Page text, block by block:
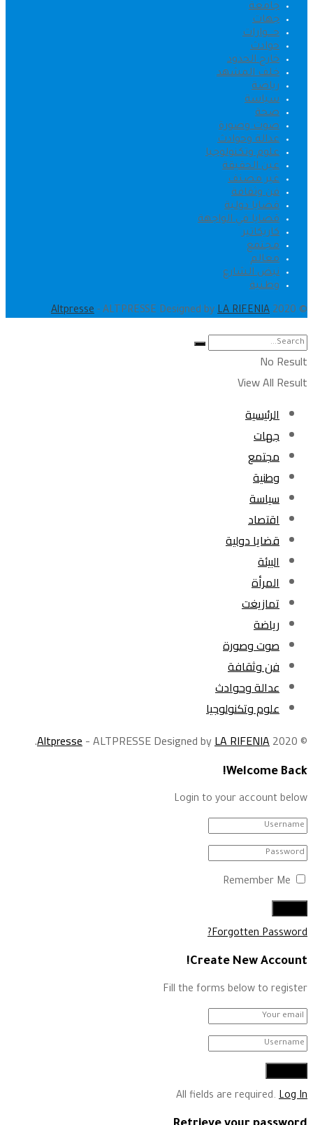
جامعة
جهات
حــــوارات
حوادث
خارج الحدود
خلف المشهد
رياضة
سياسة
صحة
صوت وصورة
عدالة وحوادث
علوم وتكنولوجيا
عين الحقيقة
غير مصنف
فن وثقافة
قضايا دولية
قضايا في الواجهة
كاريكاتير
مجتمع
معالم
نبض الشارع
وطنية
© 2020
Altpresse - ALTPRESSE Designed by LA RIFENIA
.
No Result
View All Result
الرئيسية
جهات
مجتمع
وطنية
سياسة
اقتصاد
قضايا دولية
البيئة
المرأة
تمازيغت
رياضة
صوت وصورة
فن وثقافة
عدالة وحوادث
علوم وتكنولوجيا
© 2020
Altpresse- ALTPRESSE Designed byLA RIFENIA
.
Welcome Back!
Login to your account below
Remember Me
Forgotten Password?
Create New Account!
Fill the forms below to register
All fields are required. Log In